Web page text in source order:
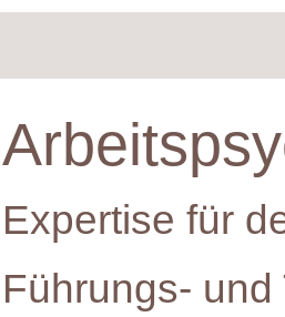
Expertise für
Führungs-